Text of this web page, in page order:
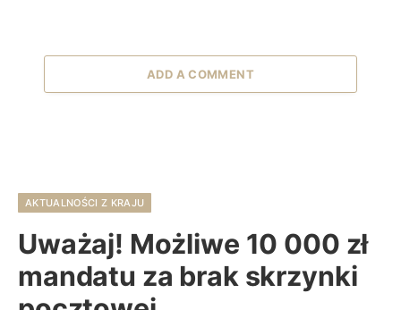
ADD A COMMENT
AKTUALNOŚCI Z KRAJU
Uważaj! Możliwe 10 000 zł
mandatu za brak skrzynki